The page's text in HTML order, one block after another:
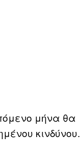
μήνα θα
κινδύνου.